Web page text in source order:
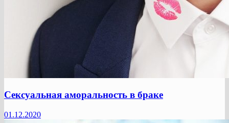
Сексуальная аморальность в браке
01.12.2020